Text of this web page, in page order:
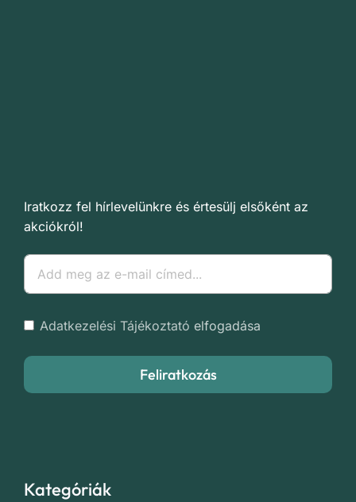
Iratkozz fel hírlevelünkre és értesülj elsőként az
akciókról!
Adatkezelési Tájékoztató elfogadása
Feliratkozás
Kategóriák